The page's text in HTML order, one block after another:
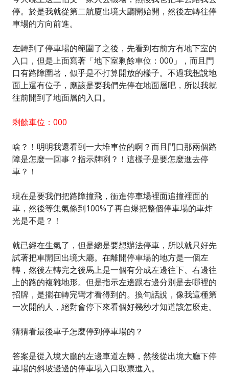
停。於是我就從第二航廈出境大廳開始開，然後左轉往停
車場的方向前進。
左轉到了停車場的範圍了之後，先看到右前方有地下室的
入口，但是上面寫著「地下室剩餘車位：000」，而且門
口有路障圍著，似乎是不打算開放的樣子。不過我想說地
面上還有位子，應該是要我們先停在地面層吧，所以我就
往前開到了地面層的入口。
剩餘車位：000
啥？！明明我還看到一大堆車位的啊？而且門口那兩個路
障是怎麼一回事？指示牌咧？！這樣子是要怎麼進去停
車？！
現在是要我們把路障撞飛，衝進停車場裡面追撞裡面的
車，然後等集氣條到100%了再自爆把整個停車場的車炸
光是不是？！
就已經在生氣了，但是總是要想辦法停車，所以就只好先
試著把車開回出境大廳。在離開停車場的地方是一個左
轉，然後左轉完之後馬上是一個有分成左邊往下、右邊往
上的路的複雜地形。但是指示左邊跟右邊分別是去哪裡的
招牌，是擺在轉完彎才看得到的。換句話說，像我這種第
一次開的人，絕對會停下來看個好幾秒才知道該怎麼走。
猜猜看最後車子怎麼停到停車場的？
答案是從入境大廳的左邊車道左轉，然後從出境大廳下停
車場的斜坡邊邊的停車場入口取票進入。